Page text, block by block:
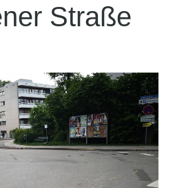
Straße